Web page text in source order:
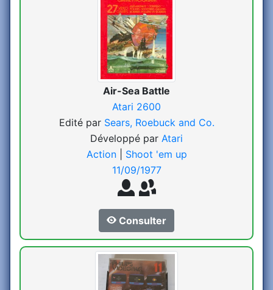
Air-Sea Battle
Atari 2600
Edité par Sears, Roebuck and Co.
Développé par Atari
Action
Shoot 'em up
11/09/1977
Consulter